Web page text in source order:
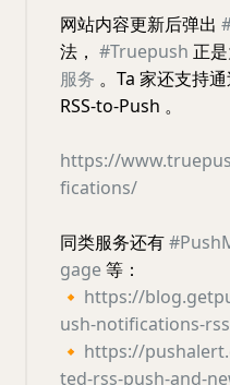
网站内容更新后弹出
法， #Truepush 正
服务 。Ta 家还支持
RSS-to-Push 。
https://
fications/
同类服务还有
gage等：
🔸 https://
ush-notifications-
🔸 https://
ted-rss-push-and-